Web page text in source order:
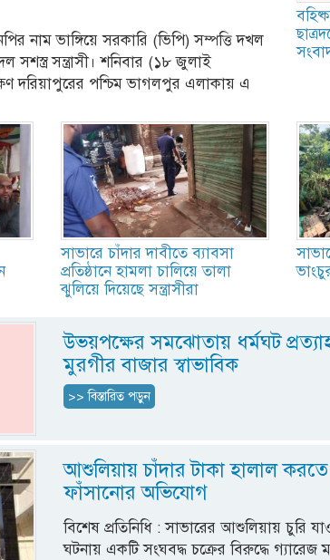
নাম ভাঙ্গিয়ে সরকারি (ভিপি) সম্পত্তি দখল
সন্ত্রাসী। শনিবার (১৮ জুলাই
দরিয়াপুরের পশ্চিম ভাগলপুর এলাকায় এ
সাভারে চাঁদার দাবীতে ব্যাবসা
প্রতিষ্ঠানে হামলা চালিয়ে তালা
ঝুলিয়ে দিয়েছে সন্ত্রাসীরা
উভয়পক্ষের সমঝোতায় ধর্মঘট
মুরগীর বাজার স্বাভাবিক
>> বিস্তারিত পড়ুন
আশুলিয়ায় চাঁদার টাকা হালাল
ফাঁসানোর অভিযোগ
বিশেষ প্রতিনিধি : সাভারের আশুলিয়ায় চুরি
ঘটনায় একটি সংঘবদ্ধ চক্রের বিরুদ্ধে গ্যারেজ